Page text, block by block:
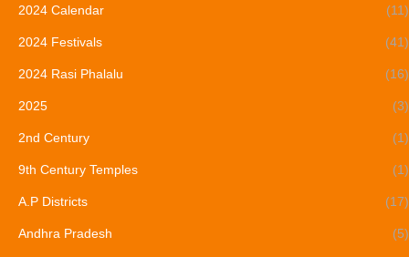
2024 Calendar (11)
2024 Festivals (41)
2024 Rasi Phalalu (16)
2025 (3)
2nd Century (1)
9th Century Temples (1)
A.P Districts (17)
Andhra Pradesh (5)